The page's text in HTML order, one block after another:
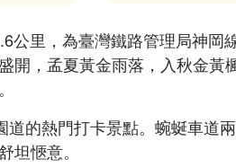
公里，為臺灣鐵路管理局神岡
開，孟夏黃金雨落，入秋金黃
道的熱門打卡景點。蜿蜒車道
坦愜意。